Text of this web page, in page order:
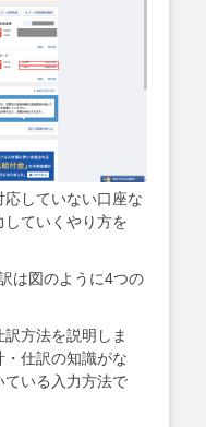
応していない口座な
していくやり方を
は図のように4つの
方法を説明しま
仕訳の知識がな
ている入力方法で